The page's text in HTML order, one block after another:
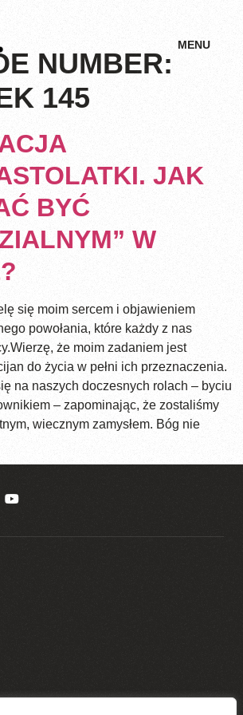
MENU
NUMBER:
145
JAK
BYĆ
W
się moim sercem i objawieniem
powołania, które każdy z nas
że moim zadaniem jest
do życia w pełni ich przeznaczenia.
na naszych doczesnych rolach – byciu
– zapominając, że zostaliśmy
wiecznym zamysłem. Bóg nie